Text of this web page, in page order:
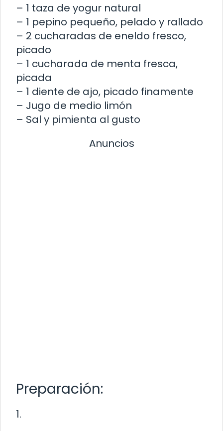
– 1 taza de yogur natural
– 1 pepino pequeño, pelado y rallado
– 2 cucharadas de eneldo fresco,
picado
– 1 cucharada de menta fresca,
picada
– 1 diente de ajo, picado finamente
– Jugo de medio limón
– Sal y pimienta al gusto
Anuncios
Preparación:
1.